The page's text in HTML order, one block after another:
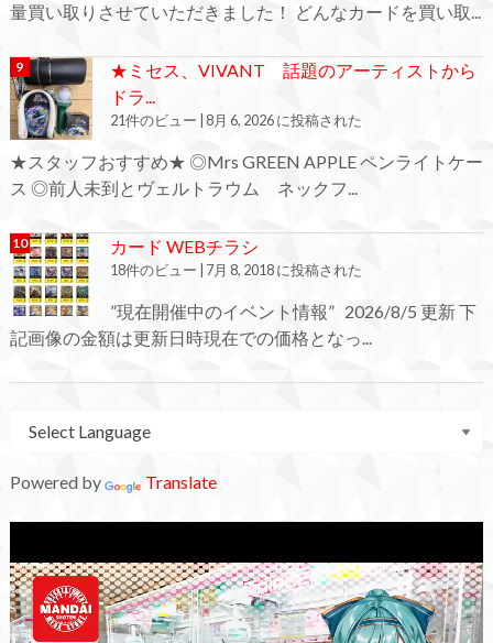
量買い取りさせていただきました！ どんなカードを買い取...
★ミセス、VIVANT 話題のアーティストから
ドラ...
21件のビュー 8月 6, 2026 に投稿された
★スタッフおすすめ★ ◎Mrs GREEN APPLE ペンライトケー
ス ◎前人未到とヴェルトラウム ネックフ...
カード WEBチラシ
18件のビュー 7月 8, 2018 に投稿された
”現在開催中のイベント情報” 2026/8/5 更新 下
記画像の金額は更新日時現在での価格となっ...
Powered by Translate